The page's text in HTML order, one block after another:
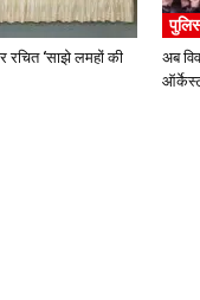
‘साझे लमहों की
अब